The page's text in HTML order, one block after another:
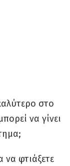
στο
να γίνει
να φτιάξετε